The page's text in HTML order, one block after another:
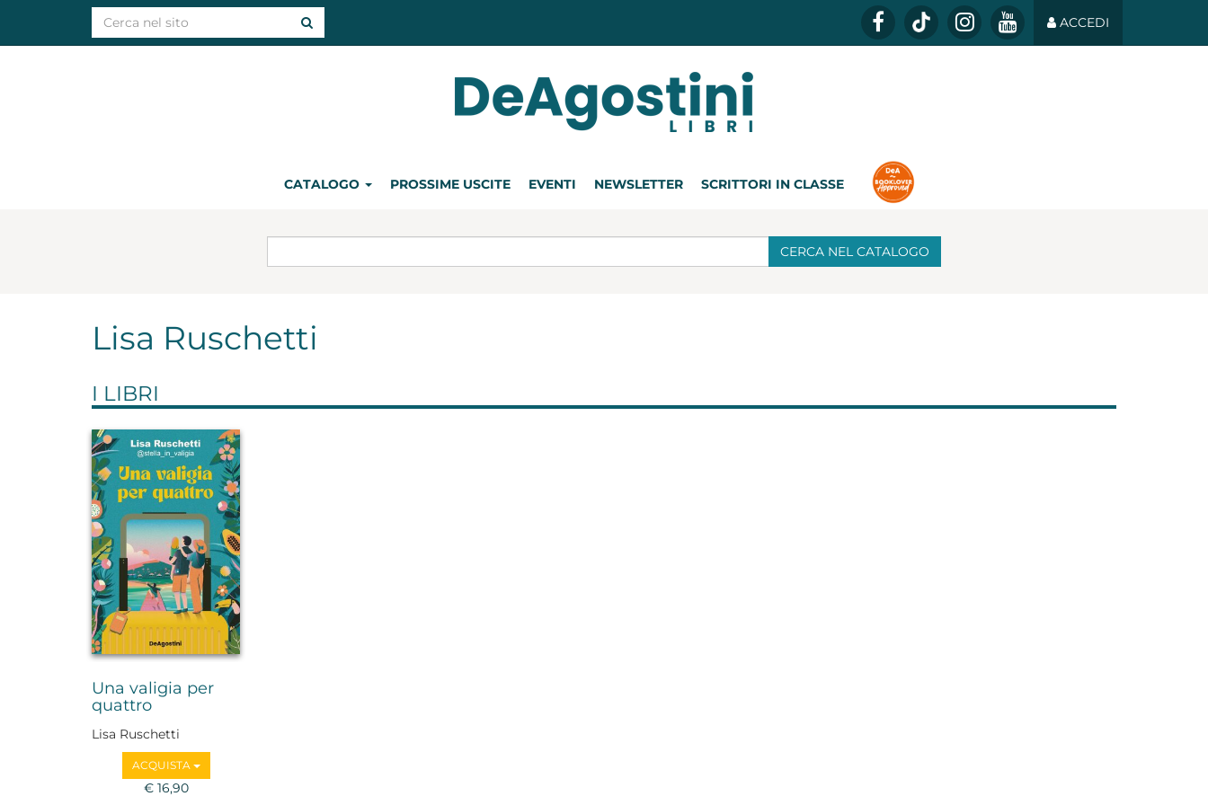
ACCEDI
CATALOGO PROSSIME USCITE EVENTI NEWSLETTER SCRITTORI IN CLASSE
CERCA NEL CATALOGO
Lisa Ruschetti
I LIBRI
Una valigia per
quattro
Lisa Ruschetti
ACQUISTA
€ 16,90